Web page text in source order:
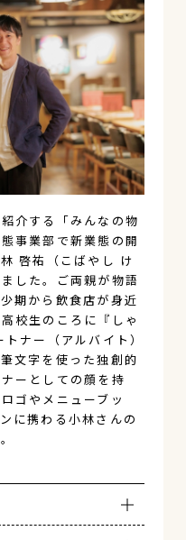
介する「みんなの物
事業部で新業態の開
啓祐（こばやし け
した。ご両親が物語
期から飲食店が身近
校生のころに『しゃ
ナー（アルバイト）
文字を使った独創的
ーとしての顔を持
ゴやメニューブッ
に携わる小林さんの